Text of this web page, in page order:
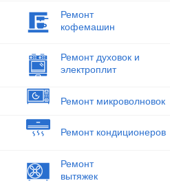
Ремонт
кофемашин
Ремонт духовок и
электроплит
Ремонт микроволновок
Ремонт кондиционеров
Ремонт
вытяжек